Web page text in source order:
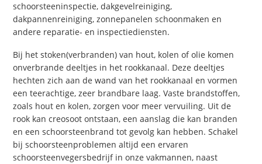
schoorsteeninspectie, dakgevelreiniging,
dakpannenreiniging, zonnepanelen schoonmaken en
andere reparatie- en inspectiediensten.
Bij het stoken(verbranden) van hout, kolen of olie komen
onverbrande deeltjes in het rookkanaal. Deze deeltjes
hechten zich aan de wand van het rookkanaal en vormen
een teerachtige, zeer brandbare laag. Vaste brandstoffen,
zoals hout en kolen, zorgen voor meer vervuiling. Uit de
rook kan creosoot ontstaan, een aanslag die kan branden
en een schoorsteenbrand tot gevolg kan hebben. Schakel
bij schoorsteenproblemen altijd een ervaren
schoorsteenvegersbedrijf in onze vakmannen, naast